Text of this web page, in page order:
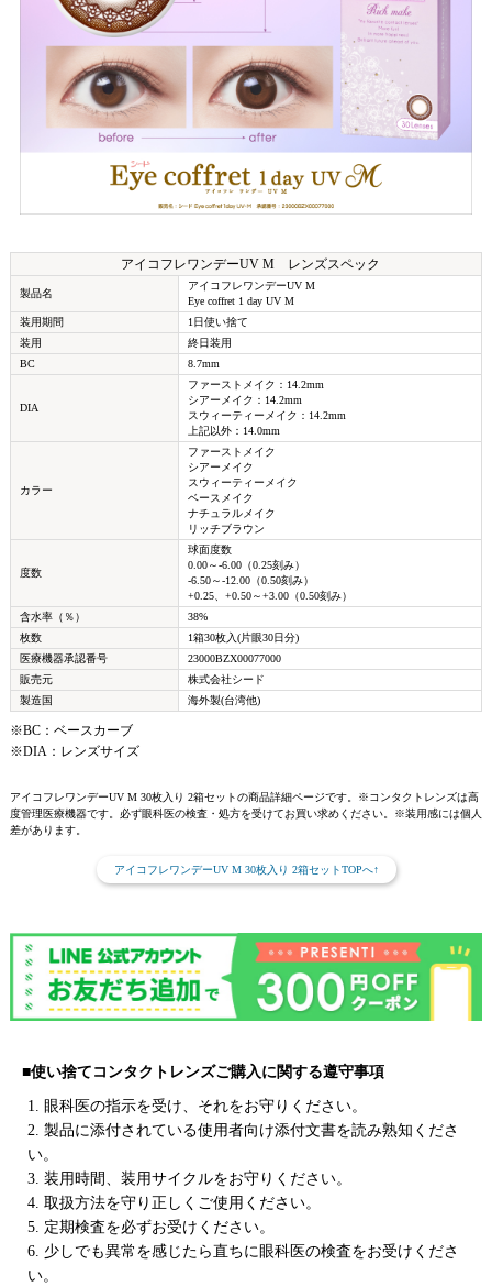
アイコフレワンデーUV M レンズスペック
製品名
アイコフレワンデーUV M
Eye coffret 1 day UV M
装用期間
1日使い捨て
装用
終日装用
BC
8.7mm
DIA
ファーストメイク：14.2mm
シアーメイク：14.2mm
スウィーティーメイク：14.2mm
上記以外：14.0mm
カラー
ファーストメイク
シアーメイク
スウィーティーメイク
ベースメイク
ナチュラルメイク
リッチブラウン
度数
球面度数
0.00～-6.00（0.25刻み）
-6.50～-12.00（0.50刻み）
+0.25、+0.50～+3.00（0.50刻み）
含水率（％）
38%
枚数
1箱30枚入(片眼30日分)
医療機器承認番号
23000BZX00077000
販売元
株式会社シード
製造国
海外製(台湾他)
※BC：ベースカーブ
※DIA：レンズサイズ
アイコフレワンデーUV M 30枚入り 2箱セットの商品詳細ページです。※コンタクトレンズは高
度管理医療機器です。必ず眼科医の検査・処方を受けてお買い求めください。※装用感には個人
差があります。
アイコフレワンデーUV M 30枚入り 2箱セットTOPへ↑
■使い捨てコンタクトレンズご購入に関する遵守事項
1. 眼科医の指示を受け、それをお守りください。
2. 製品に添付されている使用者向け添付文書を読み熟知くださ
い。
3. 装用時間、装用サイクルをお守りください。
4. 取扱方法を守り正しくご使用ください。
5. 定期検査を必ずお受けください。
6. 少しでも異常を感じたら直ちに眼科医の検査をお受けくださ
い。